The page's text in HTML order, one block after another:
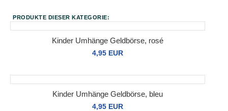
PRODUKTE DIESER KATEGORIE:
Kinder Umhänge Geldbörse, rosé
4,95 EUR
Kinder Umhänge Geldbörse, bleu
4,95 EUR